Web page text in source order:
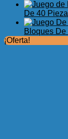
De 40
Bloques
¡Oferta!